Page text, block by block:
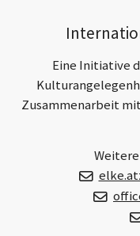
Section
Eine Initiative
Zusammenarbeit